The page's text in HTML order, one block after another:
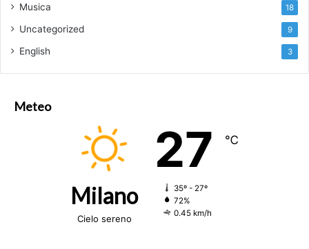
Musica 18
Uncategorized 9
English 3
Meteo
Milano
Cielo sereno
27 ℃
35º - 27º
72%
0.45 km/h